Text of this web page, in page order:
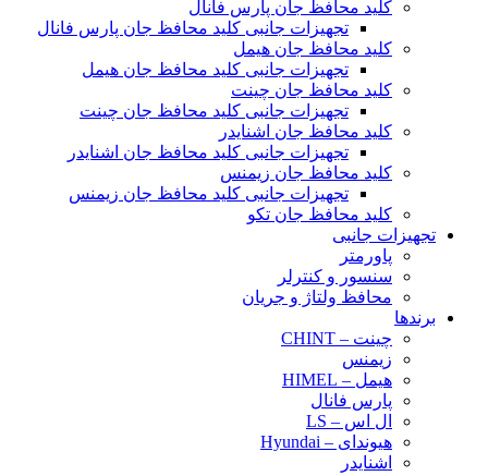
کلید محافظ جان پارس فانال
تجهیزات جانبی کلید محافظ جان پارس فانال
کلید محافظ جان هیمل
تجهیزات جانبی کلید محافظ جان هیمل
کلید محافظ جان چینت
تجهیزات جانبی کلید محافظ جان چینت
کلید محافظ جان اشنایدر
تجهیزات جانبی کلید محافظ جان اشنایدر
کلید محافظ جان زیمنس
تجهیزات جانبی کلید محافظ جان زیمنس
کلید محافظ جان تکو
تجهیزات جانبی
پاورمتر
سنسور و کنترلر
محافظ ولتاژ و‌ جریان
برندها
چینت – CHINT
زیمنس
هیمل – HIMEL
پارس فانال
ال اس – LS
هیوندای – Hyundai
اشنایدر